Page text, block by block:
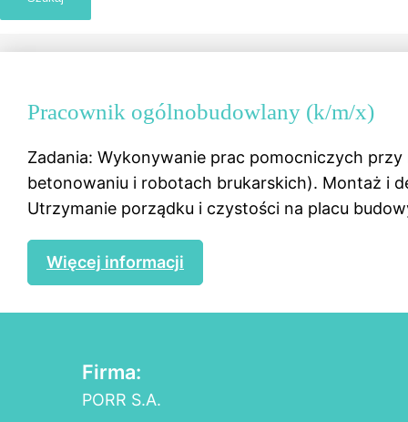
Pracownik ogólnobudowlany (k/m/x)
Zadania: Wykonywanie prac pomocniczych
betonowaniu i robotach brukarskich). Montaż i
Utrzymanie porządku i czystości na placu
Więcej informacji
Firma:
PORR S.A.